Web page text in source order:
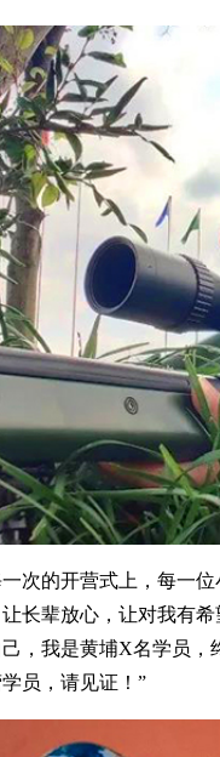
次的开营式上，每一
长辈放心，让对我有
，我是黄埔X名学员，
员，请见证！”